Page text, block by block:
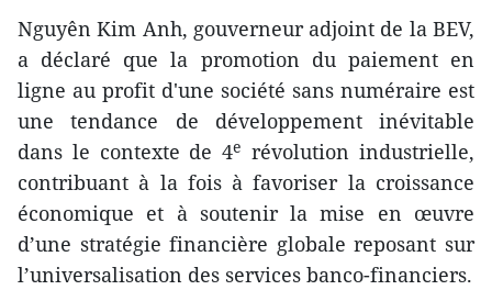
Nguyên Kim Anh, gouverneur adjoint de la BEV,
a déclaré que la promotion du paiement en
ligne au profit d'une société sans numéraire est
une tendance de développement inévitable
dans le contexte de 4e révolution industrielle,
contribuant à la fois à favoriser la croissance
économique et à soutenir la mise en œuvre
d’une stratégie financière globale reposant sur
l’universalisation des services banco-financiers.